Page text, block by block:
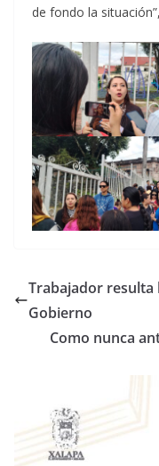
de fondo la
Trabajador resulta
Gobierno
Como nunca